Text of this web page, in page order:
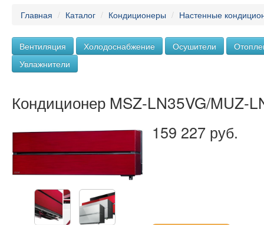
Главная / Каталог / Кондиционеры / Настенные
Вентиляция Холодоснабжение Осушители
Увлажнители
Кондиционер MSZ-LN35VG/MUZ-
159 227 руб.